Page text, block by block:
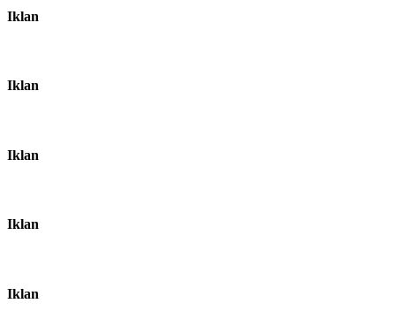
Iklan
Iklan
Iklan
Iklan
Iklan